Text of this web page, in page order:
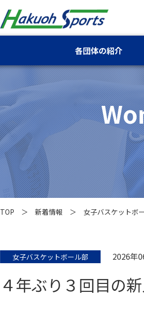
各団体の紹介
TOP 新着情報 女子バスケットボ
女子バスケットボール部 2026年
４年ぶり３回目の